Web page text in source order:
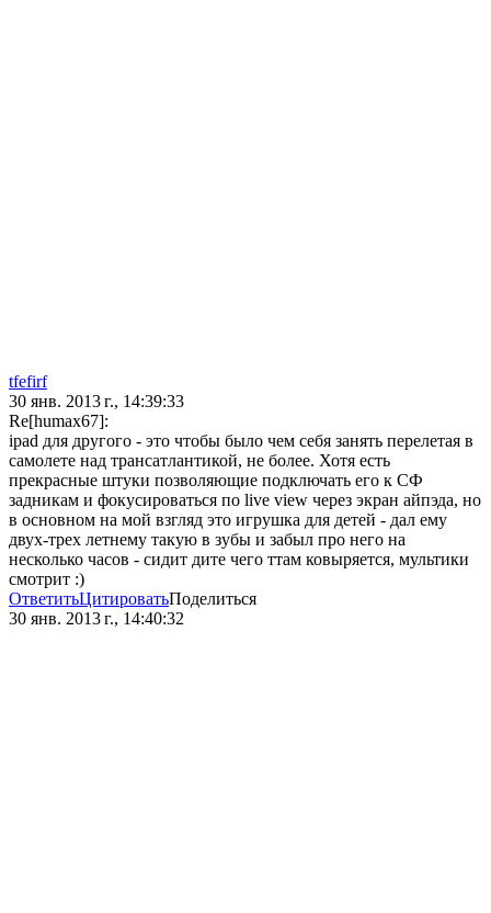
tfefirf
30 янв. 2013 г., 14:39:33
Re[humax67]:
ipad для другого - это чтобы было чем себя занять перелетая в
самолете над трансатлантикой, не более. Хотя есть
прекрасные штуки позволяющие подключать его к СФ
задникам и фокусироваться по live view через экран айпэда, но
в основном на мой взгляд это игрушка для детей - дал ему
двух-трех летнему такую в зубы и забыл про него на
несколько часов - сидит дите чего ттам ковыряется, мультики
смотрит :)
ОтветитьЦитироватьПоделиться
30 янв. 2013 г., 14:40:32